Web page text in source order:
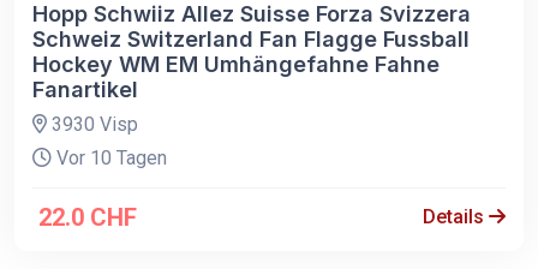
Hopp Schwiiz Allez Suisse Forza Svizzera
Schweiz Switzerland Fan Flagge Fussball
Hockey WM EM Umhängefahne Fahne
Fanartikel
3930 Visp
Vor 10 Tagen
22.0 CHF Details